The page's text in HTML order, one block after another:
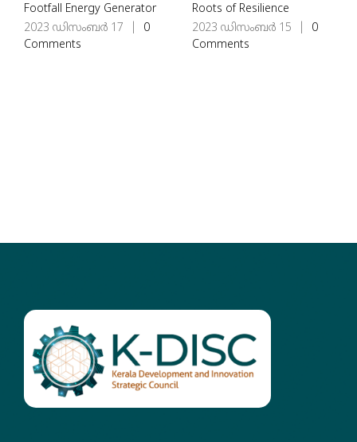
Footfall Energy Generator
2023 ഡിസംബർ 17
0
Comments
Roots of Resilience
2023 ഡിസംബർ 15
0
Comments